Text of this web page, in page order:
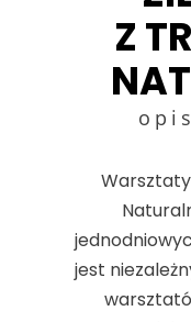
Z
jest